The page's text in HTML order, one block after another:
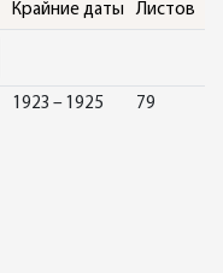
Крайние даты Листов
1923 – 1925 79